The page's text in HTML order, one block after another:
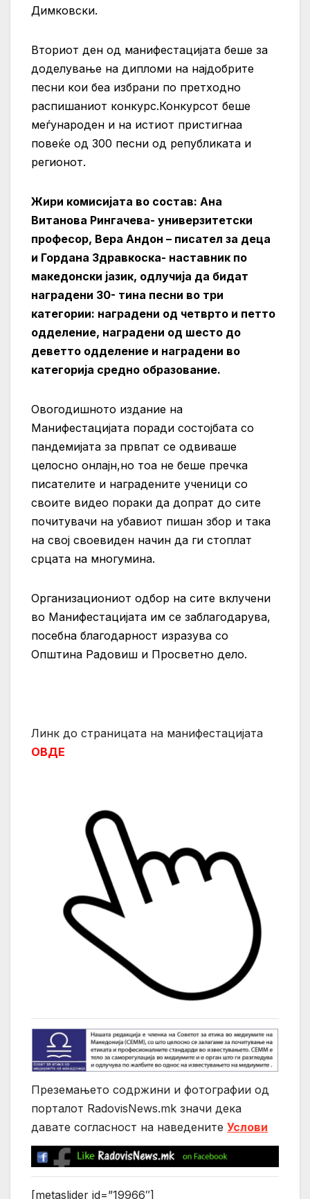
Димковски.
Вториот ден од манифестацијата беше за
доделување на дипломи на најдобрите
песни кои беа избрани по претходно
распишаниот конкурс.Конкурсот беше
меѓународен и на истиот пристигнаа
повеќе од 300 песни од републиката и
регионот.
Жири комисијата во состав: Ана
Витанова Рингачева- универзитетски
професор, Вера Андон – писател за деца
и Гордана Здравкоска- наставник по
македонски јазик, одлучија да бидат
наградени 30- тина песни во три
категории: наградени од четврто и петто
одделение, наградени од шесто до
деветто одделение и наградени во
категорија средно образование.
Овогодишното издание на
Манифестацијата поради состојбата со
пандемијата за првпат се одвиваше
целосно онлајн,но тоа не беше пречка
писателите и наградените ученици со
своите видео пораки да допрат до сите
почитувачи на убавиот пишан збор и така
на свој своевиден начин да ги стоплат
срцата на многумина.
Организациониот одбор на сите вклучени
во Манифестацијата им се заблагодарува,
посебна благодарност изразува со
Општина Радовиш и Просветно дело.
Линк до страницата на манифестацијата
ОВДЕ
Преземањето содржини и фотографии од
порталот RadovisNews.mk значи дека
давате согласност на нaведените Услови
[metaslider id=”19966″]